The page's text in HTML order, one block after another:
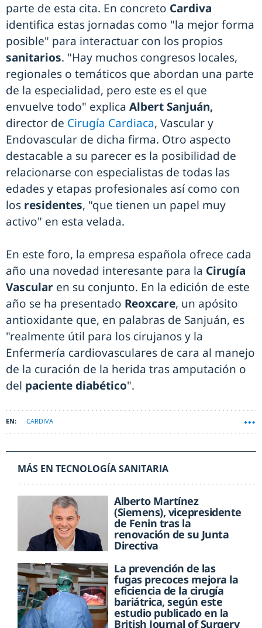
parte de esta cita. En concreto Cardiva
identifica estas jornadas como "la mejor forma
posible" para interactuar con los propios
sanitarios. "Hay muchos congresos locales,
regionales o temáticos que abordan una parte
de la especialidad, pero este es el que
envuelve todo" explica Albert Sanjuán,
director de Cirugía Cardiaca, Vascular y
Endovascular de dicha firma. Otro aspecto
destacable a su parecer es la posibilidad de
relacionarse con especialistas de todas las
edades y etapas profesionales así como con
los residentes, "que tienen un papel muy
activo" en esta velada.
En este foro, la empresa española ofrece cada
año una novedad interesante para la Cirugía
Vascular en su conjunto. En la edición de este
año se ha presentado Reoxcare, un apósito
antioxidante que, en palabras de Sanjuán, es
"realmente útil para los cirujanos y la
Enfermería cardiovasculares de cara al manejo
de la curación de la herida tras amputación o
del paciente diabético".
CARDIVA
MÁS EN TECNOLOGÍA SANITARIA
Alberto Martínez
(Siemens), vicepresidente
de Fenin tras la
renovación de su Junta
Directiva
La prevención de las
fugas precoces mejora la
eficiencia de la cirugía
bariátrica, según este
estudio publicado en la
British Journal of Surgery